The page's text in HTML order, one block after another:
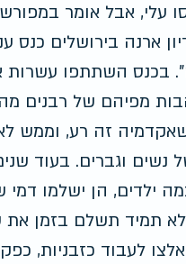
עלי, אבל אומר
ארנה בירושלים כנס
בכנס השתתפו עשרות
מפיהם של רבנים
זה רע, וממש
וגברים. בעוד
ילדים, הן ישלמו
תמיד תשלם בזמן
לעבוד כזבניות,